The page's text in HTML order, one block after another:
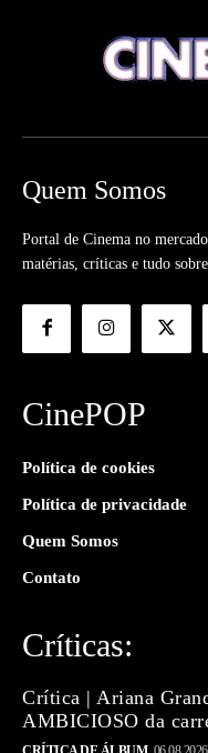
Quem Somos
Portal de Cinema no
matérias, críticas e tudo
CinePOP
Política de cookies
Política de privacidade
Quem Somos
Contato
Críticas:
Crítica | Ariana
AMBICIOSO da